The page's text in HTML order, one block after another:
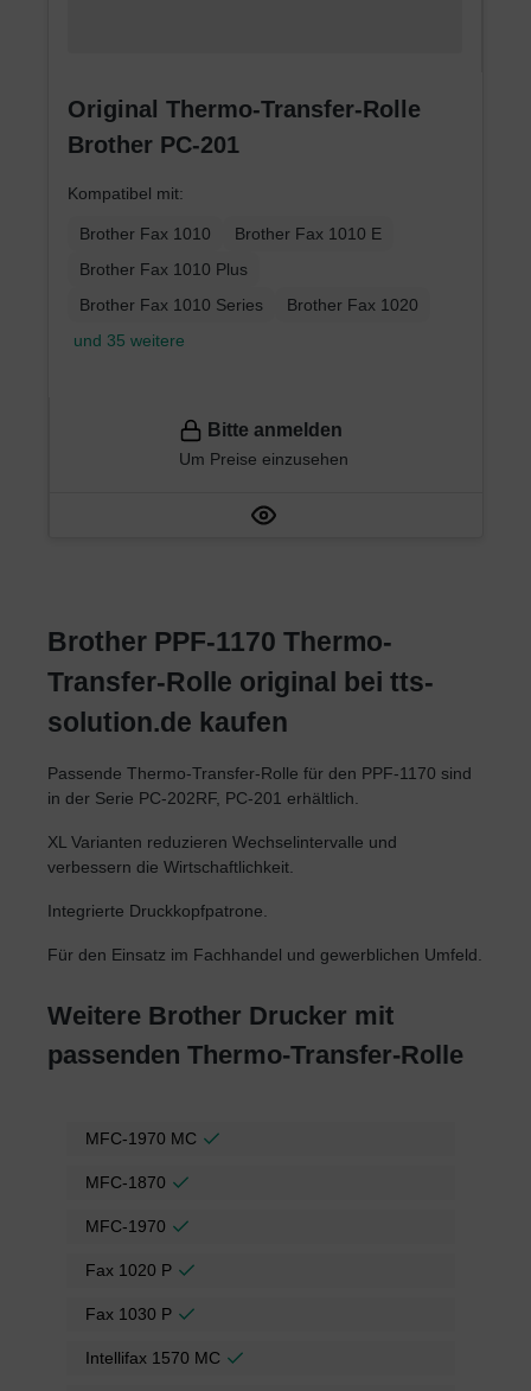
Original Thermo-Transfer-Rolle
Brother PC-201
Kompatibel mit:
Brother Fax 1010
Brother Fax 1010 E
Brother Fax 1010 Plus
Brother Fax 1010 Series
Brother Fax 1020
und 35 weitere
Bitte anmelden
Um Preise einzusehen
Brother PPF-1170 Thermo-
Transfer-Rolle original bei tts-
solution.de kaufen
Passende Thermo-Transfer-Rolle für den PPF-1170 sind
in der Serie PC-202RF, PC-201 erhältlich.
XL Varianten reduzieren Wechselintervalle und
verbessern die Wirtschaftlichkeit.
Integrierte Druckkopfpatrone.
Für den Einsatz im Fachhandel und gewerblichen Umfeld.
Weitere Brother Drucker mit
passenden Thermo-Transfer-Rolle
MFC-1970 MC
MFC-1870
MFC-1970
Fax 1020 P
Fax 1030 P
Intellifax 1570 MC